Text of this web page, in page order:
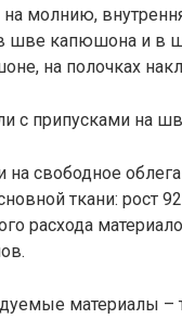
на молнию,
шве капюшона и в
на полочках
с припусками на
на свободное
ткани: рост
расхода
материалы –